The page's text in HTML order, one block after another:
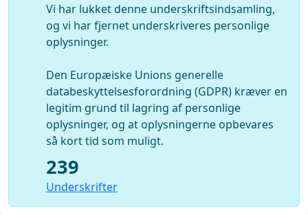
Vi har lukket denne underskriftsindsamling,
og vi har fjernet underskriveres personlige
oplysninger.
Den Europæiske Unions generelle
databeskyttelsesforordning (GDPR) kræver en
legitim grund til lagring af personlige
oplysninger, og at oplysningerne opbevares
så kort tid som muligt.
239
Underskrifter